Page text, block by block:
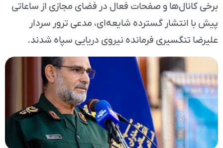
برخی کانال‌ها و صفحات فعال در فضای مجازی از ساعاتی
پیش با انتشار گسترده شایعه‌ای، مدعی ترور سردار
علیرضا تنگسیری فرمانده نیروی دریایی سپاه شدند.